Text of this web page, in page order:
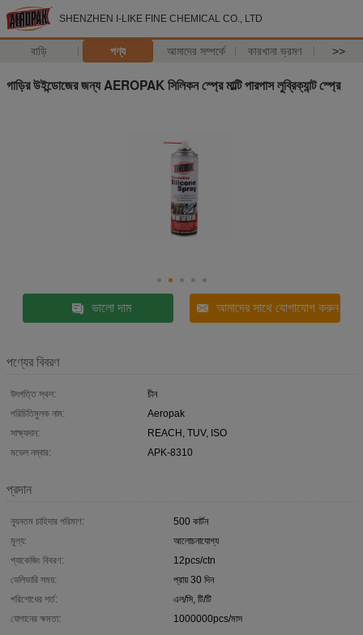
SHENZHEN I-LIKE FINE CHEMICAL CO., LTD
বাড়ি পণ্য আমাদের সম্পর্কে কারখানা ভ্রমণ >>
গাড়ির উইন্ডোজের জন্য AEROPAK সিলিকন স্প্রে মাল্টি পারপাস লুব্রিক্যান্ট স্প্রে
ভালো দাম আমাদের সাথে যোগাযোগ করুন
পণ্যের বিবরণ
উৎপত্তি স্থল:
চীন
পরিচিতিমুলক নাম:
Aeropak
সাক্ষ্যদান:
REACH, TUV, ISO
মডেল নম্বার:
APK-8310
প্রদান
ন্যূনতম চাহিদার পরিমাণ:
500 কার্টন
মূল্য:
আলোচনাযোগ্য
প্যাকেজিং বিবরণ:
12pcs/ctn
ডেলিভারি সময়:
প্রায় 30 দিন
পরিশোধের শর্ত:
এল/সি, টি/টি
যোগানের ক্ষমতা:
1000000pcs/মাস